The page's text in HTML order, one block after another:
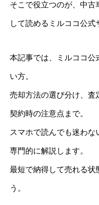
そこで役立つのが、中古
して読めるミルココ公式
本記事では、ミルココ公
い方。
売却方法の選び分け、査
契約時の注意点まで。
スマホで読んでも迷わな
専門的に解説します。
最短で納得して売れる状
う。